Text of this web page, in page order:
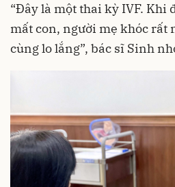
“Đây là một thai kỳ IVF. Khi
mất con, người mẹ khóc rất
cùng lo lắng”, bác sĩ Sinh